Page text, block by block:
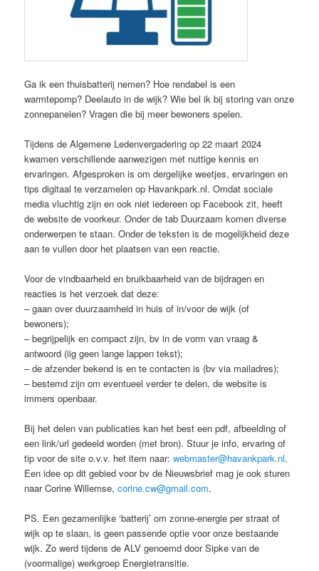
Ga ik een thuisbatterij nemen? Hoe rendabel is een
warmtepomp? Deelauto in de wijk? Wie bel ik bij storing van onze
zonnepanelen? Vragen die bij meer bewoners spelen.
Tijdens de Algemene Ledenvergadering op 22 maart 2024
kwamen verschillende aanwezigen met nuttige kennis en
ervaringen. Afgesproken is om dergelijke weetjes, ervaringen en
tips digitaal te verzamelen op Havankpark.nl. Omdat sociale
media vluchtig zijn en ook niet iedereen op Facebook zit, heeft
de website de voorkeur. Onder de tab Duurzaam komen diverse
onderwerpen te staan. Onder de teksten is de mogelijkheid deze
aan te vullen door het plaatsen van een reactie.
Voor de vindbaarheid en bruikbaarheid van de bijdragen en
reacties is het verzoek dat deze:
– gaan over duurzaamheid in huis of in/voor de wijk (of
bewoners);
– begrijpelijk en compact zijn, bv in de vorm van vraag &
antwoord (iig geen lange lappen tekst);
– de afzender bekend is en te contacten is (bv via mailadres);
– bestemd zijn om eventueel verder te delen, de website is
immers openbaar.
Bij het delen van publicaties kan het best een pdf, afbeelding of
een link/url gedeeld worden (met bron). Stuur je info, ervaring of
tip voor de site o.v.v. het item naar:webmaster@havankpark.nl.
Een idee op dit gebied voor bv de Nieuwsbrief mag je ook sturen
naar Corine Willemse,corine.cw@gmail.com.
PS. Een gezamenlijke ‘batterij’ om zonne-energie per straat of
wijk op te slaan, is geen passende optie voor onze bestaande
wijk. Zo werd tijdens de ALV genoemd door Sipke van de
(voormalige) werkgroep Energietransitie.